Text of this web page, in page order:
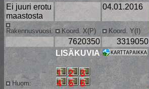
Ei juuri erotu
maastosta
04.01.2016
Rakennusvuosi: Koord. X(P) Koord. Y(I)
7620350 3319050
Huom:
LISÄKUVIA